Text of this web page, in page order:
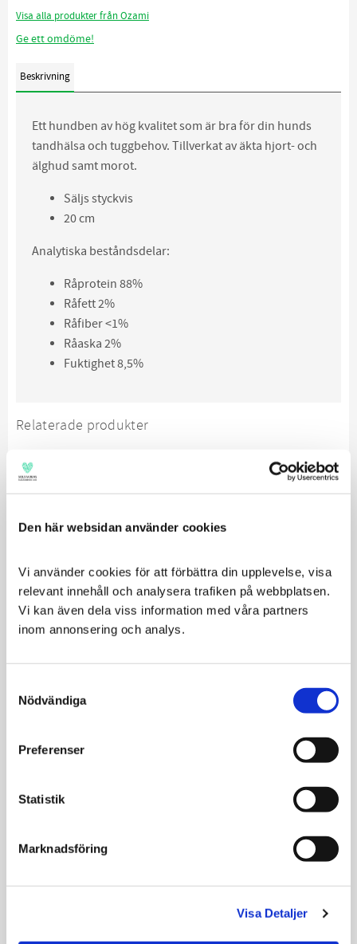
Den här websidan använder cookies
Vi använder cookies för att förbättra din upplevelse, visa
relevant innehåll och analysera trafiken på webbplatsen.
Vi kan även dela viss information med våra partners
inom annonsering och analys.
Selection
Nödvändiga
Preferenser
Statistik
Marknadsföring
Visa Detaljer
Visa alla produkter från Ozami
Ge ett omdöme!
Beskrivning
Ett hundben av hög kvalitet som är bra för din hunds
tandhälsa och tuggbehov. Tillverkat av äkta hjort- och
älghud samt morot.
Säljs styckvis
20 cm
Analytiska beståndsdelar:
Råprotein 88%
Råfett 2%
Råfiber <1%
Råaska 2%
Fuktighet 8,5%
Relaterade produkter
Ozami Nordisk
äkta nöthud
VÄLJ VARIANT